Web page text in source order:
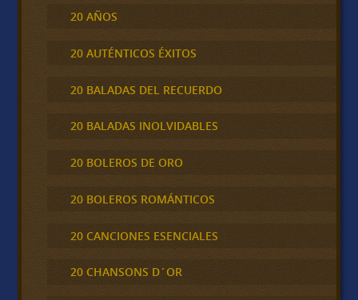
20 AÑOS
20 AUTÉNTICOS ÉXITOS
20 BALADAS DEL RECUERDO
20 BALADAS INOLVIDABLES
20 BOLEROS DE ORO
20 BOLEROS ROMÁNTICOS
20 CANCIONES ESENCIALES
20 CHANSONS D´OR